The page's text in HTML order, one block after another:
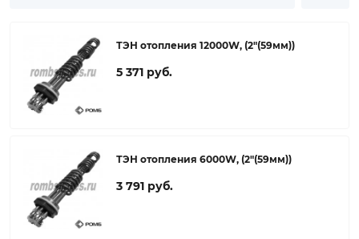
ТЭН отопления 12000W, (2"(59мм))
5 371 руб.
ТЭН отопления 6000W, (2"(59мм))
3 791 руб.